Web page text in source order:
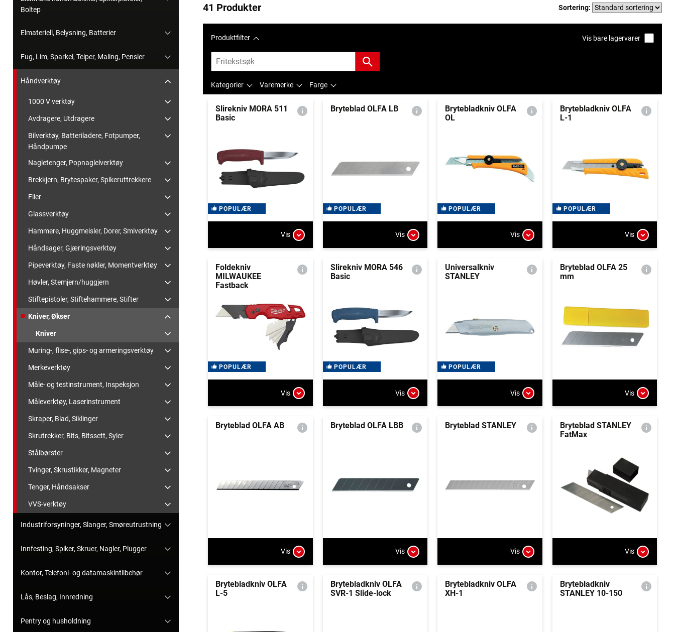
Boltep
Elmateriell, Belysning, Batterier
Fug, Lim, Sparkel, Teiper, Maling, Pensler
Håndverktøy
1000 V verktøy
Avdragere, Utdragere
Bilverktøy, Batteriladere, Fotpumper,
Håndpumpe
Nagletenger, Popnaglelverktøy
Brekkjern, Brytespaker, Spikeruttrekkere
Filer
Glassverktøy
Hammere, Huggmeisler, Dorer, Smiverktøy
Håndsager, Gjæringsverktøy
Pipeverktøy, Faste nøkler, Momentverktøy
Høvler, Stemjern/huggjern
Stiftepistoler, Stiftehammere, Stifter
Kniver, Økser
Kniver
Muring-, flise-, gips- og armeringsverktøy
Merkeverktøy
Måle- og testinstrument, Inspeksjon
Måleverktøy, Laserinstrument
Skraper, Blad, Siklinger
Skrutrekker, Bits, Bitssett, Syler
Stålbørster
Tvinger, Skrustikker, Magneter
Tenger, Håndsakser
VVS-verktøy
Industriforsyninger, Slanger, Smøreutrustning
Innfesting, Spiker, Skruer, Nagler, Plugger
Kontor, Telefoni- og datamaskintilbehør
Lås, Beslag, Innredning
Pentry og husholdning
41 Produkter Sortering:
Produktfilter Vis bare lagervarer
Kategorier Varemerke Farge
Slirekniv MORA 511
Basic
POPULÆR
Vis
Bryteblad OLFA LB
POPULÆR
Vis
Brytebladkniv OLFA
OL
POPULÆR
Vis
Brytebladkniv OLFA
L-1
POPULÆR
Vis
Foldekniv
MILWAUKEE
Fastback
POPULÆR
Vis
Slirekniv MORA 546
Basic
POPULÆR
Vis
Universalkniv
STANLEY
POPULÆR
Vis
Bryteblad OLFA 25
mm
Vis
Bryteblad OLFA AB
Vis
Bryteblad OLFA LBB
Vis
Bryteblad STANLEY
Vis
Bryteblad STANLEY
FatMax
Vis
Brytebladkniv OLFA
L-5
Brytebladkniv OLFA
SVR-1 Slide-lock
Brytebladkniv OLFA
XH-1
Brytebladkniv
STANLEY 10-150